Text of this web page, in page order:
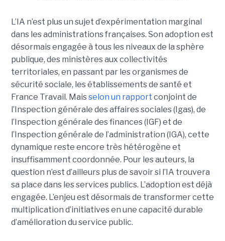
L’IA n’est plus un sujet d’expérimentation marginal
dans les administrations françaises. Son adoption est
désormais engagée à tous les niveaux de la sphère
publique, des ministères aux collectivités
territoriales, en passant par les organismes de
sécurité sociale, les établissements de santé et
France Travail. Maisselon un rapport conjoint de
l’Inspection générale des affaires sociales (Igas), de
l’Inspection générale des finances (IGF) et de
l’Inspection générale de l’administration (IGA), cette
dynamique reste encore très hétérogène et
insuffisamment coordonnée. Pour les auteurs, la
question n’est d’ailleurs plus de savoir si l’IA trouvera
sa place dans les services publics. L’adoption est déjà
engagée. L’enjeu est désormais de transformer cette
multiplication d’initiatives en une capacité durable
d’amélioration du service public.